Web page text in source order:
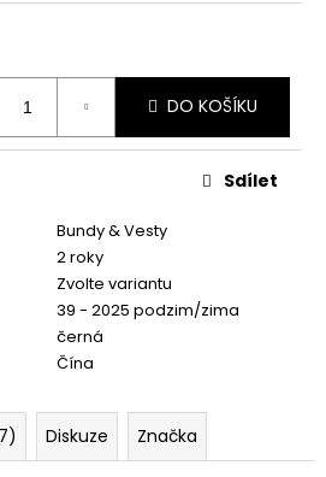
DO KOŠÍKU
Bundy & Vesty
2 roky
Zvolte variantu
39 - 2025 podzim/zima
černá
Čína
Sdílet
Diskuze Značka